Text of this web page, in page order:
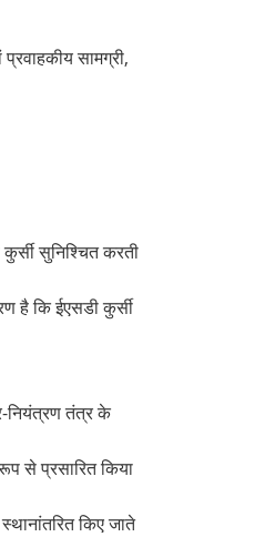
सामग्री,
सुनिश्चित करती
है कि ईएसडी कुर्सी
नियंत्रण तंत्र के
से प्रसारित किया
किए जाते